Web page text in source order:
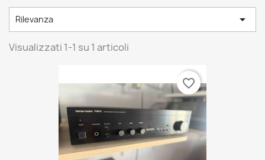
Rilevanza 
Visualizzati 1-1 su 1 articoli
favorite_border